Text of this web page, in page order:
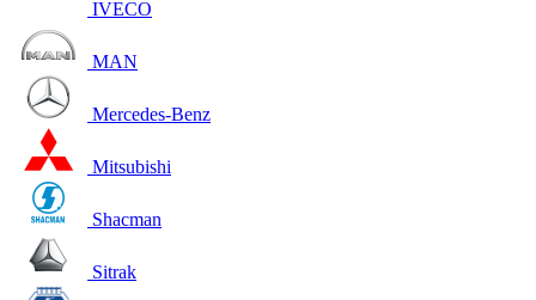
IVECO
MAN
Mercedes-Benz
Mitsubishi
Shacman
Sitrak